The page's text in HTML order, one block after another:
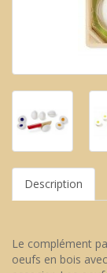
Description
Le complément
oeufs en bois